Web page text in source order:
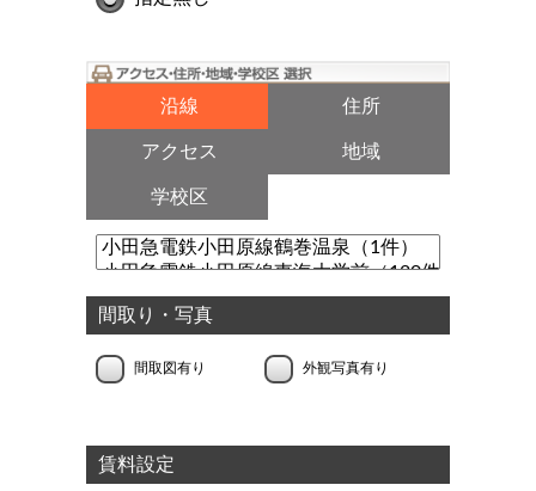
沿線 住所
アクセス 地域
学校区
間取り・写真
間取図有り 外観写真有り
賃料設定